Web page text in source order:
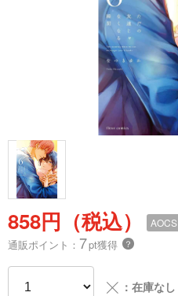
858円（税込） AOCS
通販ポイント： 7pt獲得 ？
╳ ：在庫なし